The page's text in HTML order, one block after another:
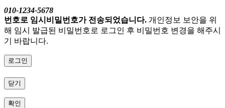
010-1234-5678
번호로 임시비밀번호가 전송되었습니다. 개인정보 보안을 위
해 임시 발급된 비밀번호로 로그인 후 비밀번호 변경을 해주시
기 바랍니다.
로그인
닫기
확인